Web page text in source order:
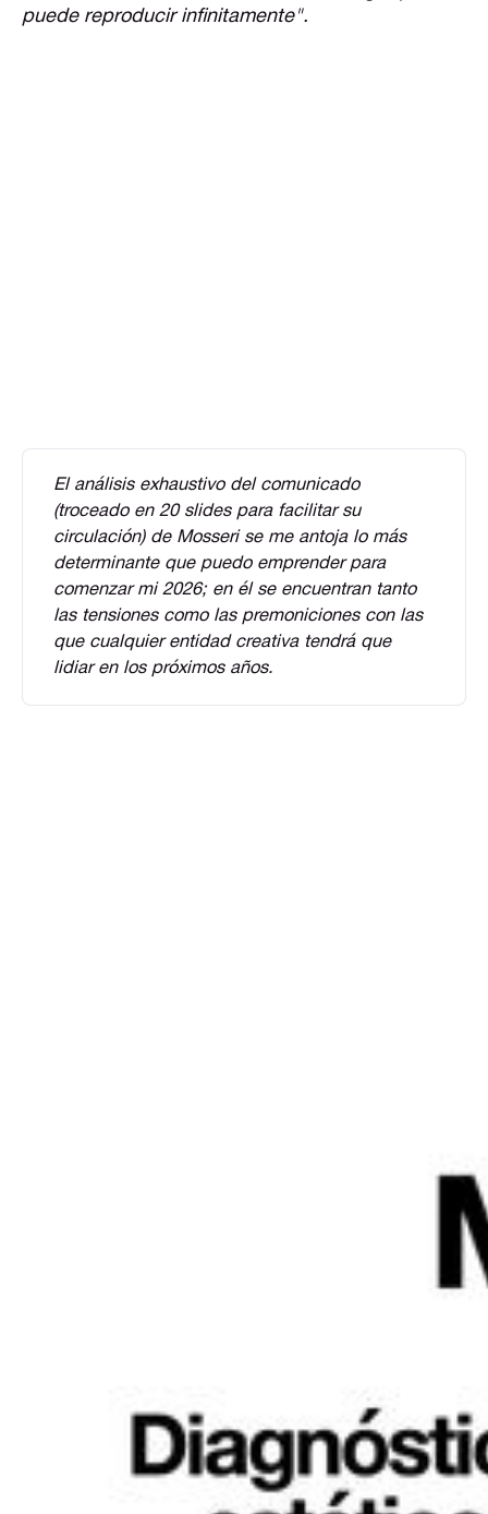
puede reproducir infinitamente".
El análisis exhaustivo del comunicado
(troceado en 20 slides para facilitar su
circulación) de Mosseri se me antoja lo más
determinante que puedo emprender para
comenzar mi 2026; en él se encuentran tanto
las tensiones como las premoniciones con las
que cualquier entidad creativa tendrá que
lidiar en los próximos años.